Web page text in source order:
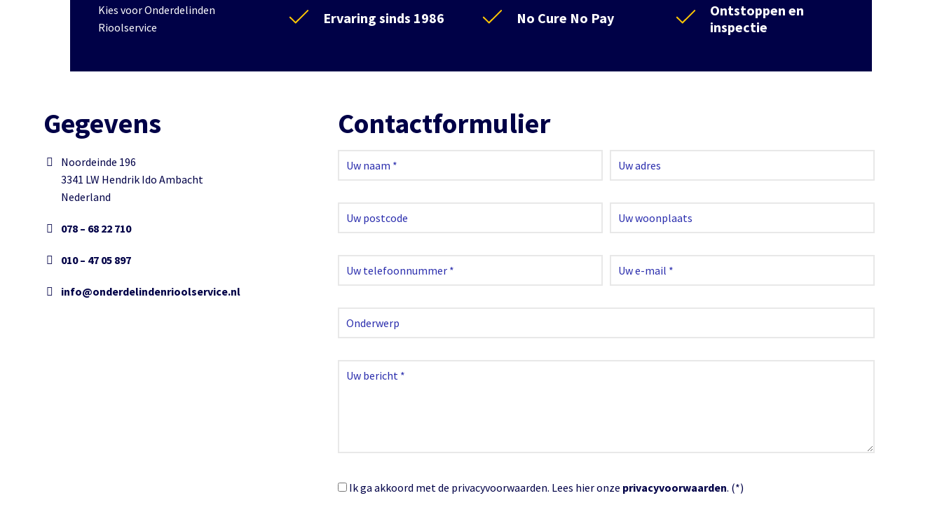
Kies voor Onderdelinden
Rioolservice
Ervaring sinds 1986 No Cure No Pay
Ontstoppen en
inspectie
Gegevens
Noordeinde 196
3341 LW Hendrik Ido Ambacht
Nederland
078 – 68 22 710
010 – 47 05 897
info@onderdelindenrioolservice.nl
Contactformulier
Ik ga akkoord met de privacyvoorwaarden. Lees hier onze privacyvoorwaarden. (*)